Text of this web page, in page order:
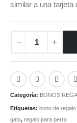
similar a una tarjeta
Categoría: BONOS
Etiquetas: bono de
gato, regalo para perro